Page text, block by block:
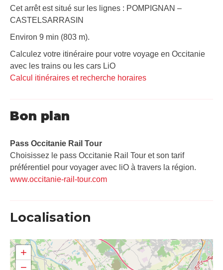
Cet arrêt est situé sur les lignes : POMPIGNAN –
CASTELSARRASIN
Environ 9 min (803 m).
Calculez votre itinéraire pour votre voyage en Occitanie
avec les trains ou les cars LiO
Calcul itinéraires et recherche horaires
Bon plan
Pass Occitanie Rail Tour​
Choisissez le pass Occitanie Rail Tour et son tarif
préférentiel pour voyager avec liO à travers la région.
www.occitanie-rail-tour.com
Localisation
+
−